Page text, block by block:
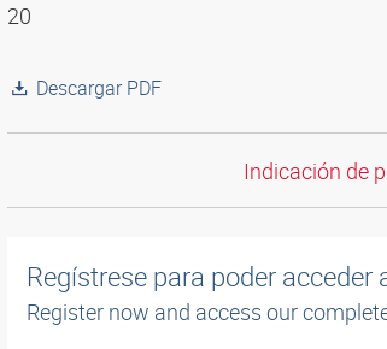
20
Descargar PDF
Indicación de
Regístrese para poder acceder
Register now and access our